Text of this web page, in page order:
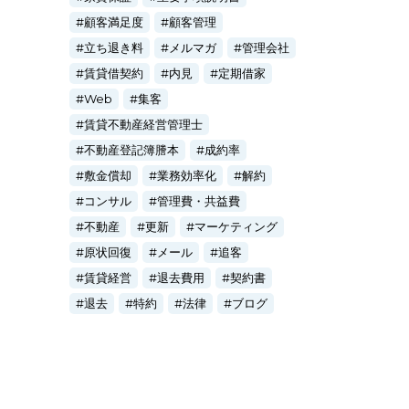
顧客満足度
顧客管理
立ち退き料
メルマガ
管理会社
賃貸借契約
内見
定期借家
Web
集客
賃貸不動産経営管理士
不動産登記簿謄本
成約率
敷金償却
業務効率化
解約
コンサル
管理費・共益費
不動産
更新
マーケティング
原状回復
メール
追客
賃貸経営
退去費用
契約書
退去
特約 法律 ブログ